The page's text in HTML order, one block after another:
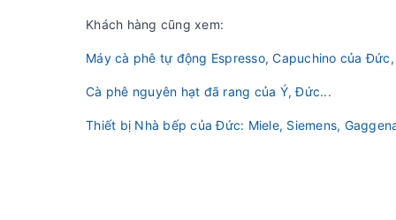
Khách hàng cũng xem:
Máy cà phê tự động Espresso, Capuchino của Đức,
Cà phê nguyên hạt đã rang của Ý, Đức...
Thiết bị Nhà bếp của Đức: Miele, Siemens,